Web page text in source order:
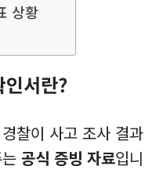
상황
서란?
찰이 사고 조사 결과
공식 증빙 자료입니